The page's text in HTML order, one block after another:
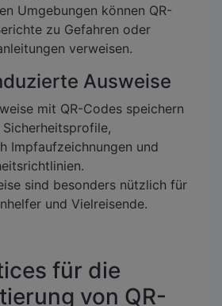
Umgebungen können QR-
zu Gefahren oder
verweisen.
Ausweise
mit QR-Codes speichern
Impfaufzeichnungen und
sind besonders nützlich für
und Vielreisende.
für die
von QR-